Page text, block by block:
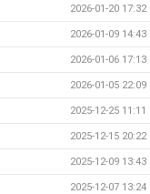
2026-01-20 17:32
2026-01-09 14:43
2026-01-06 17:13
2026-01-05 22:09
2025-12-25 11:11
2025-12-15 20:22
2025-12-09 13:43
2025-12-07 13:24